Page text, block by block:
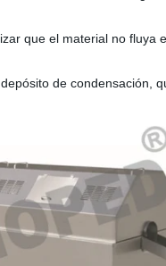
que el material no
de condensación,